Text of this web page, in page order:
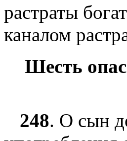
растраты
каналом
Шесть
248. О сын